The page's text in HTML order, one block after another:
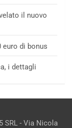
il nuovo
di bonus
i dettagli
SRL - Via Nicola